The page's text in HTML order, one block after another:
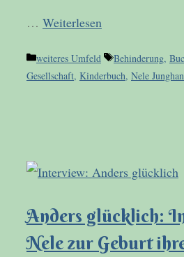
… Weiterlesen
Kategorien
weiteres Umfeld Schlagwörter
Behinderung,
Gesellschaft, Kinderbuch, Nele
Anders glücklich:
Nele zur Geburt